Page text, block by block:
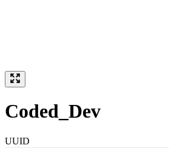
Coded_Dev
UUID